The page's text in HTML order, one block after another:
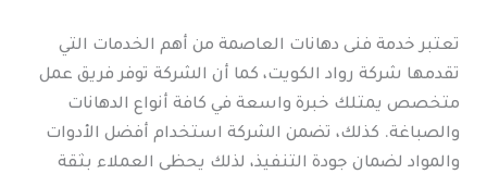
تعتبر خدمة فنى دهانات العاصمة من أهم الخدمات التي
تقدمها شركة رواد الكويت، كما أن الشركة توفر فريق عمل
متخصص يمتلك خبرة واسعة في كافة أنواع الدهانات
والصباغة. كذلك، تضمن الشركة استخدام أفضل الأدوات
والمواد لضمان جودة التنفيذ، لذلك يحظى العملاء بثقة